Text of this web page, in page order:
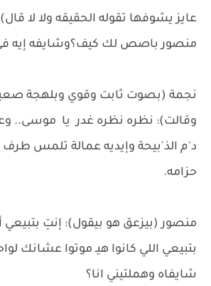
عايز يشوفها تقوله الحقيقه ولا لا
منصور باصص لك كيف؟وشايفه إيه في
نجمة (بصوت ثابت وقوي وبلهجة
وقالت): نظره نظره غدر يا موسى..
د'م الذ'بيحة وإيديه عمالة تلمس
حزامه.
منصور (بيزعق هو بيقول): إنتِ بتبيعي
بتبيعي اللي كانوا هيـ موتوا عشانك
شايفاه وهملتيني انا؟